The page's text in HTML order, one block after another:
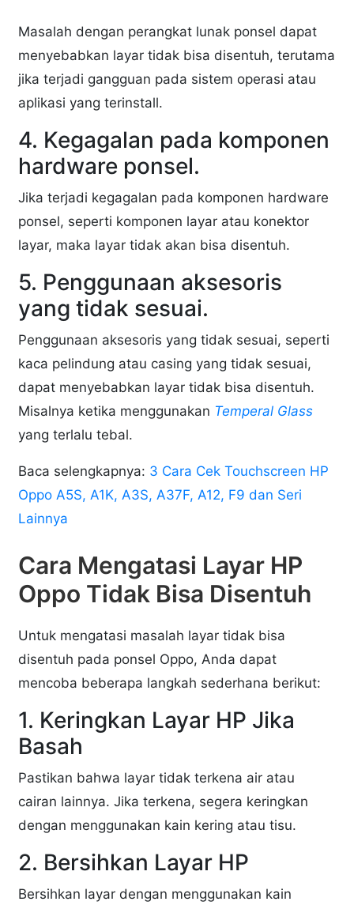
Masalah dengan perangkat lunak ponsel dapat
menyebabkan layar tidak bisa disentuh, terutama
jika terjadi gangguan pada sistem operasi atau
aplikasi yang terinstall.
4. Kegagalan pada komponen
hardware ponsel.
Jika terjadi kegagalan pada komponen hardware
ponsel, seperti komponen layar atau konektor
layar, maka layar tidak akan bisa disentuh.
5. Penggunaan aksesoris
yang tidak sesuai.
Penggunaan aksesoris yang tidak sesuai, seperti
kaca pelindung atau casing yang tidak sesuai,
dapat menyebabkan layar tidak bisa disentuh.
Misalnya ketika menggunakan Temperal Glass
yang terlalu tebal.
Baca selengkapnya: 3 Cara Cek Touchscreen HP
Oppo A5S, A1K, A3S, A37F, A12, F9 dan Seri
Lainnya
Cara Mengatasi Layar HP
Oppo Tidak Bisa Disentuh
Untuk mengatasi masalah layar tidak bisa
disentuh pada ponsel Oppo, Anda dapat
mencoba beberapa langkah sederhana berikut:
1. Keringkan Layar HP Jika
Basah
Pastikan bahwa layar tidak terkena air atau
cairan lainnya. Jika terkena, segera keringkan
dengan menggunakan kain kering atau tisu.
2. Bersihkan Layar HP
Bersihkan layar dengan menggunakan kain